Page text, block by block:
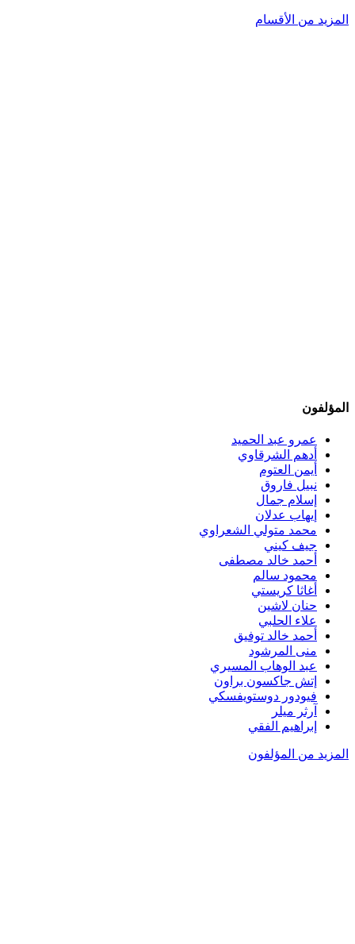
المزيد من الأقسام
المؤلفون
عمرو عبد الحميد
أدهم الشرقاوي
أيمن العتوم
نبيل فاروق
إسلام جمال
إيهاب عدلان
محمد متولي الشعراوي
جيف كيني
أحمد خالد مصطفى
محمود سالم
أغاثا كريستي
حنان لاشين
علاء الحلبي
أحمد خالد توفيق
منى المرشود
عبد الوهاب المسيري
إتش جاكسون براون
فيودور دوستويفسكي
آرثر ميلر
إبراهيم الفقي
المزيد من المؤلفون